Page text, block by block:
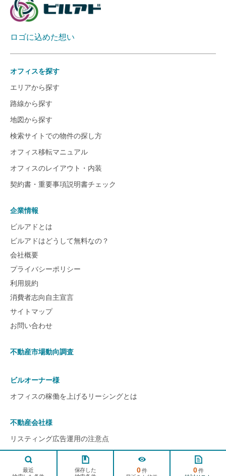
最近
保存した
0件 0件
ロゴに込めた想い
オフィスを探す
エリアから探す
路線から探す
地図から探す
検索サイトでの物件の探し方
オフィス移転マニュアル
オフィスのレイアウト・内装
契約書・重要事項説明書チェック
企業情報
ビルアドとは
ビルアドはどうして無料なの？
会社概要
プライバシーポリシー
利用規約
消費者志向自主宣言
サイトマップ
お問い合わせ
不動産市場動向調査
ビルオーナー様
オフィスの稼働を上げるリーシングとは
不動産会社様
リスティング広告運用の注意点
© 2022 ビルアド All rights reserved.
ページ
TOPへ